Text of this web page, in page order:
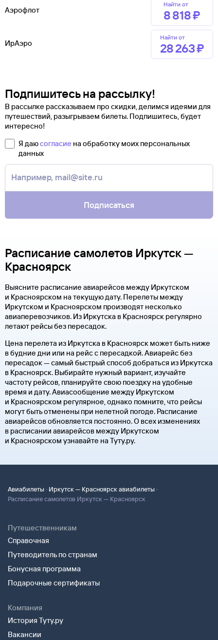
Аэрофлот
Найти от
8 ⁠818 ⁠₽
ИрАэро
Найти от
28 ⁠263 ⁠₽
Подпишитесь на рассылку!
В рассылке рассказываем про скидки, делимся идеями для
путешествий, разыгрываем билеты. Подпишитесь, будет
интересно!
Я даюсогласие на обработку моих персональных
данных
Подписаться
Расписание самолетов Иркутск —
Красноярск
Выясните расписание авиарейсов между Иркутском
и Красноярском на текущую дату. Перелеты между
Иркутском и Красноярском производят несколько
авиаперевозчиков. Из Иркутска в Красноярск регулярно
летают рейсы без пересадок.
Цена перелета из Иркутска в Красноярск может быть ниже
в будние дни или на рейс с пересадкой. Авиарейс без
пересадок — самый быстрый способ добраться из Иркутска
в Красноярск. Выбирайте нужный вариант, изучайте
частоту рейсов, планируйте свою поездку на удобные
время и дату. Авиасообщение между Иркутском
и Красноярском регулярное, однако помните, что рейсы
могут быть отменены при нелетной погоде. Расписание
авиарейсов обновляется постоянно. О всех изменениях
в расписании авиарейсов между Иркутском
и Красноярском узнавайте на Туту.ру.
Авиабилеты · Иркутск — Красноярск авиабилеты ·
Расписание самолетов Иркутск — Красноярск
Путешественникам
Справочная
Путеводитель по странам
Бонусная программа
Подарочные сертификаты
Компания
История Туту.ру
Вакансии